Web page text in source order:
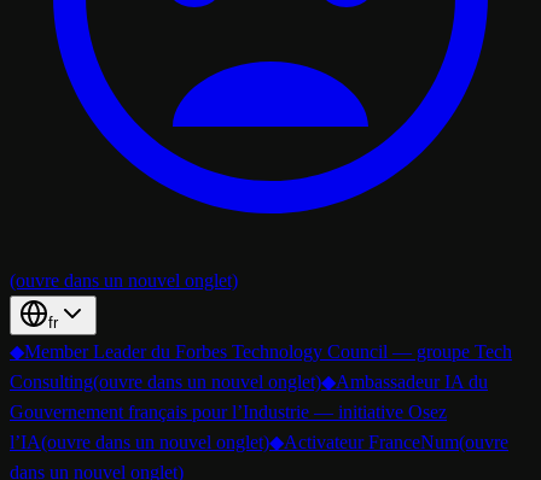
(ouvre dans un nouvel onglet)
fr
◆Member Leader du Forbes Technology Council — groupe Tech
Consulting(ouvre dans un nouvel onglet)◆Ambassadeur IA du
Gouvernement français pour l’Industrie — initiative Osez
l’IA(ouvre dans un nouvel onglet)◆Activateur FranceNum(ouvre
dans un nouvel onglet)